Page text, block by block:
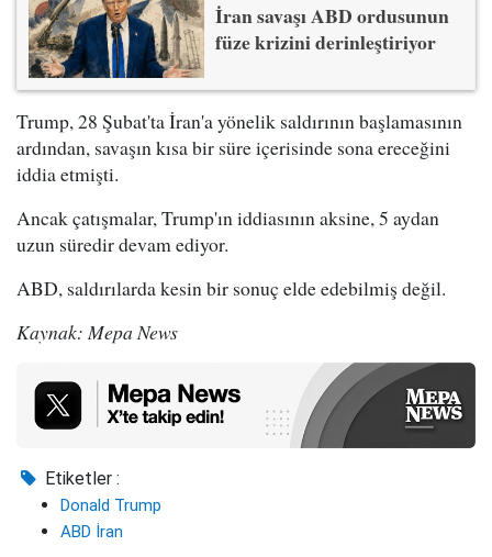
İran savaşı ABD ordusunun
füze krizini derinleştiriyor
Trump, 28 Şubat'ta İran'a yönelik saldırının başlamasının
ardından, savaşın kısa bir süre içerisinde sona ereceğini
iddia etmişti.
Ancak çatışmalar, Trump'ın iddiasının aksine, 5 aydan
uzun süredir devam ediyor.
ABD, saldırılarda kesin bir sonuç elde edebilmiş değil.
Kaynak: Mepa News
Etiketler :
Donald Trump
ABD İran